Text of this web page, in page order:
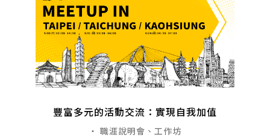
豐富多元的活動交流：實現自我加值
・ 職涯說明會、工作坊